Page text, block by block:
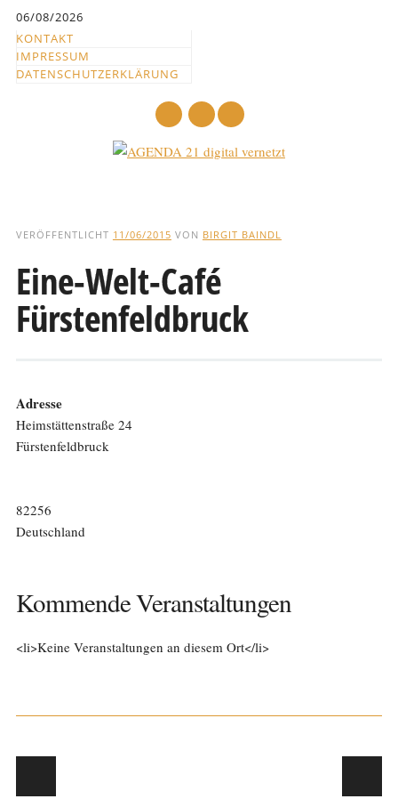
springen
06/08/2026
KONTAKT
IMPRESSUM
DATENSCHUTZERKLÄRUNG
und
Text
VERÖFFENTLICHT 11/06/2015 VON BIRGIT BAINDL
Eine-Welt-Café
Fürstenfeldbruck
Adresse
Heimstättenstraße 24
Fürstenfeldbruck
82256
Deutschland
Kommende Veranstaltungen
<li>Keine Veranstaltungen an diesem Ort</li>
Post navigation